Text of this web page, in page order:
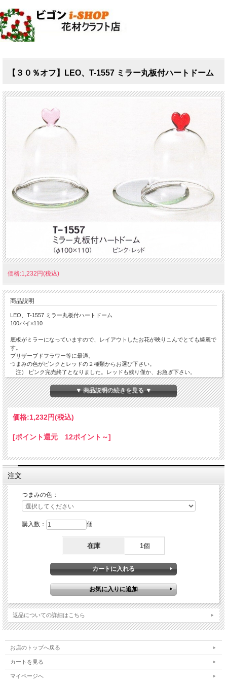
【３０％オフ】LEO、T-1557 ミラー丸板付ハートドーム
価格:1,232円(税込)
商品説明
LEO、T-1557 ミラー丸板付ハートドーム
100パイ×110
底板がミラーになっていますので、レイアウトしたお花が映りこんでとても綺麗で
す。
プリザーブドフラワー等に最適。
つまみの色がピンクとレッドの２種類からお選び下さい。
注） ピンク完売終了となりました。レッドも残り僅か、お急ぎ下さい。
外国製の輸入ガラス器です。
業務用１ヶ箱入（贈答用ではありません）。
▼ 商品説明の続きを見る ▼
価格:1,232円(税込)
[ポイント還元 12ポイント～]
注文
つまみの色：
購入数： 個
在庫 1個
返品についての詳細はこちら
お店のトップへ戻る
カートを見る
マイページへ